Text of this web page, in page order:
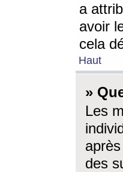
a
avoir
cela
Haut
»
Les
des